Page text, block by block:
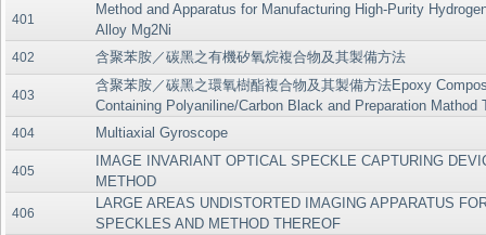
401
Method and Apparatus for Manufacturing High-Purity
Alloy Mg2Ni
402 含聚苯胺／碳黑之有機矽氧烷複合物及其製備方法
403
含聚苯胺／碳黑之環氧樹酯複合物及其製備方法Epoxy
Containing Polyaniline/Carbon Black and Preparation Mathod
404 Multiaxial Gyroscope
405
IMAGE INVARIANT OPTICAL SPECKLE CAPTURING
METHOD
406
LARGE AREAS UNDISTORTED IMAGING APPARATUS
SPECKLES AND METHOD THEREOF